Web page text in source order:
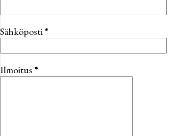
Sähköposti*
Ilmoitus *